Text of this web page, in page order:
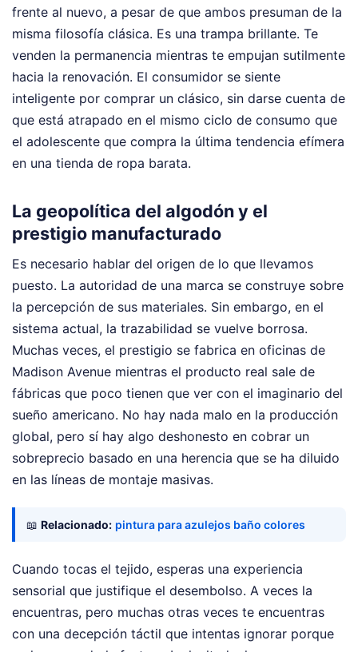
frente al nuevo, a pesar de que ambos presuman de la
misma filosofía clásica. Es una trampa brillante. Te
venden la permanencia mientras te empujan sutilmente
hacia la renovación. El consumidor se siente
inteligente por comprar un clásico, sin darse cuenta de
que está atrapado en el mismo ciclo de consumo que
el adolescente que compra la última tendencia efímera
en una tienda de ropa barata.
La geopolítica del algodón y el
prestigio manufacturado
Es necesario hablar del origen de lo que llevamos
puesto. La autoridad de una marca se construye sobre
la percepción de sus materiales. Sin embargo, en el
sistema actual, la trazabilidad se vuelve borrosa.
Muchas veces, el prestigio se fabrica en oficinas de
Madison Avenue mientras el producto real sale de
fábricas que poco tienen que ver con el imaginario del
sueño americano. No hay nada malo en la producción
global, pero sí hay algo deshonesto en cobrar un
sobreprecio basado en una herencia que se ha diluido
en las líneas de montaje masivas.
📖 Relacionado: pintura para azulejos baño colores
Cuando tocas el tejido, esperas una experiencia
sensorial que justifique el desembolso. A veces la
encuentras, pero muchas otras veces te encuentras
con una decepción táctil que intentas ignorar porque